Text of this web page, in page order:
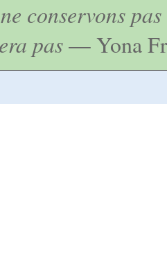
conservons
pas— Yona